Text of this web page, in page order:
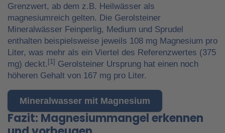
Grenzwert, ab dem z.B. Heilwässer als
magnesiumreich gelten. Die Gerolsteiner
Mineralwässer Feinperlig, Medium und Sprudel
enthalten beispielsweise jeweils 108 mg Magnesium pro
Liter, was mehr als ein Viertel des Referenzwertes (375
mg) deckt. [1] Gerolsteiner Ursprung hat einen noch
höheren Gehalt von 167 mg pro Liter.
Mineralwasser mit Magnesium
Fazit: Magnesiummangel erkennen